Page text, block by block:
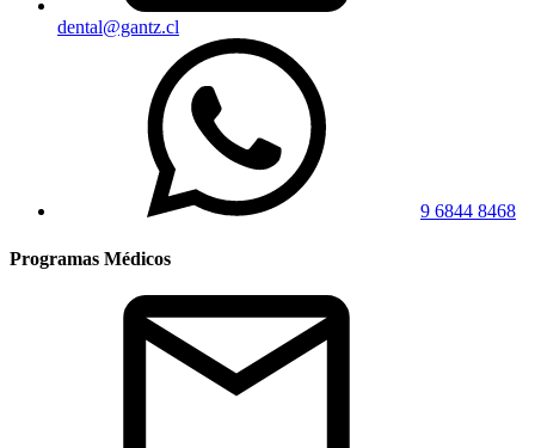
dental@gantz.cl
9 6844 8468
Programas Médicos